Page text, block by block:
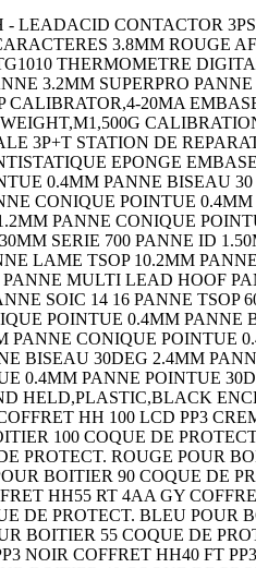
BOITIER 40 COQUE DE PROTECT. BLEU POUR BOITIER 40 COQUE DE PROTECT. ORANGE POUR BOITIER 40 COQUE DE PROTECT. JAUNE POUR BOITIER 40 COQUE DE PROTECT. ROUGE POUR BOITIER 40 COQUE DE PROTECT. NOIRE POUR BOITIER 40 CEINTURE A CLIP NOIR CEINTURE A CLIP CREME PANNEAU DÂ´EXTENSION 100 NOIR SWITCH,SLIDE,SPDT,100mA,THROUGH HOLE CAPACITOR PP FILM 0.22UF,400V,5%,RADIAL BOARD-BOARD CONNECTOR HEADER 20WAY,2ROW RESISTOR,WIREWOUND,0.5 OHM,1W,5% RESISTOR,WIREWOUND,100 OHM,1W,5% RESISTOR,WIREWOUND,300OHM,1W,5% RESISTOR,WIREWOUND,500 OHM,1W,5% RESISTOR,WIREWOUND,240 OHM,5W,5% RESISTOR,WIREWOUND,68 OHM,5W,5% BIPOLAR TRANSISTOR,NPN,80V TO-220 DC-DC CONV,ISO POL,1 O/P,504W,42A,12V DC-DC CONV,ISO POL,1 O/P,504W,18A,2 CRYSTAL,3.6864MHZ,16PF,SMD CRYSTAL,32.768KHZ,6PF,SMD FUSE BLOCK,CLASS CC FUSE FUSE BLOCK,CLASS CC FUSE FUSE BLOCK,10.3 X 38MM FUSE BLOCK,10.3 X 38MM CONTACT,RECEPTACLE,24-18AWG,CRIMP RESISTOR,CURRENT SENSE,50 OHM,15W,1% CAPOT DATAMATE 2MM 12 VOIES RESISTOR,CURRENT SENSE,100KOHM,25W,1% RESISTOR,CURRENT SENSE,1KOHM,30W,1% RESISTOR,CURRENT SENSE,2KOHM,30W,1% SAFETY RELAY,SPST-NO,115VAC,4A SAFETY RELAY,SPST-NO,24VDC,4A TAPE,RETRO REFLECTIVE,25MMX2.5M SENSOR REFLECTOR SENSOR REFLECTOR SENSOR CABLE ASSEMBLY SENSOR MOUNTING BRACKET SENSOR MOUNTING BRACKET PHOTOELECTRIC SENSOR PHOTOELECTRIC SENSOR,0MM TO 43MM,NPN/PNP OUTPUT PHOTOELECTRIC SENSOR PHOTOELECTRIC SENSOR PHOTOELECTRIC SENSOR PHOTOELECTRIC SENSOR CAPOT DATAMATE 2MM 16 VOIES CAPOT DATAMATE 2MM 20 VOIES